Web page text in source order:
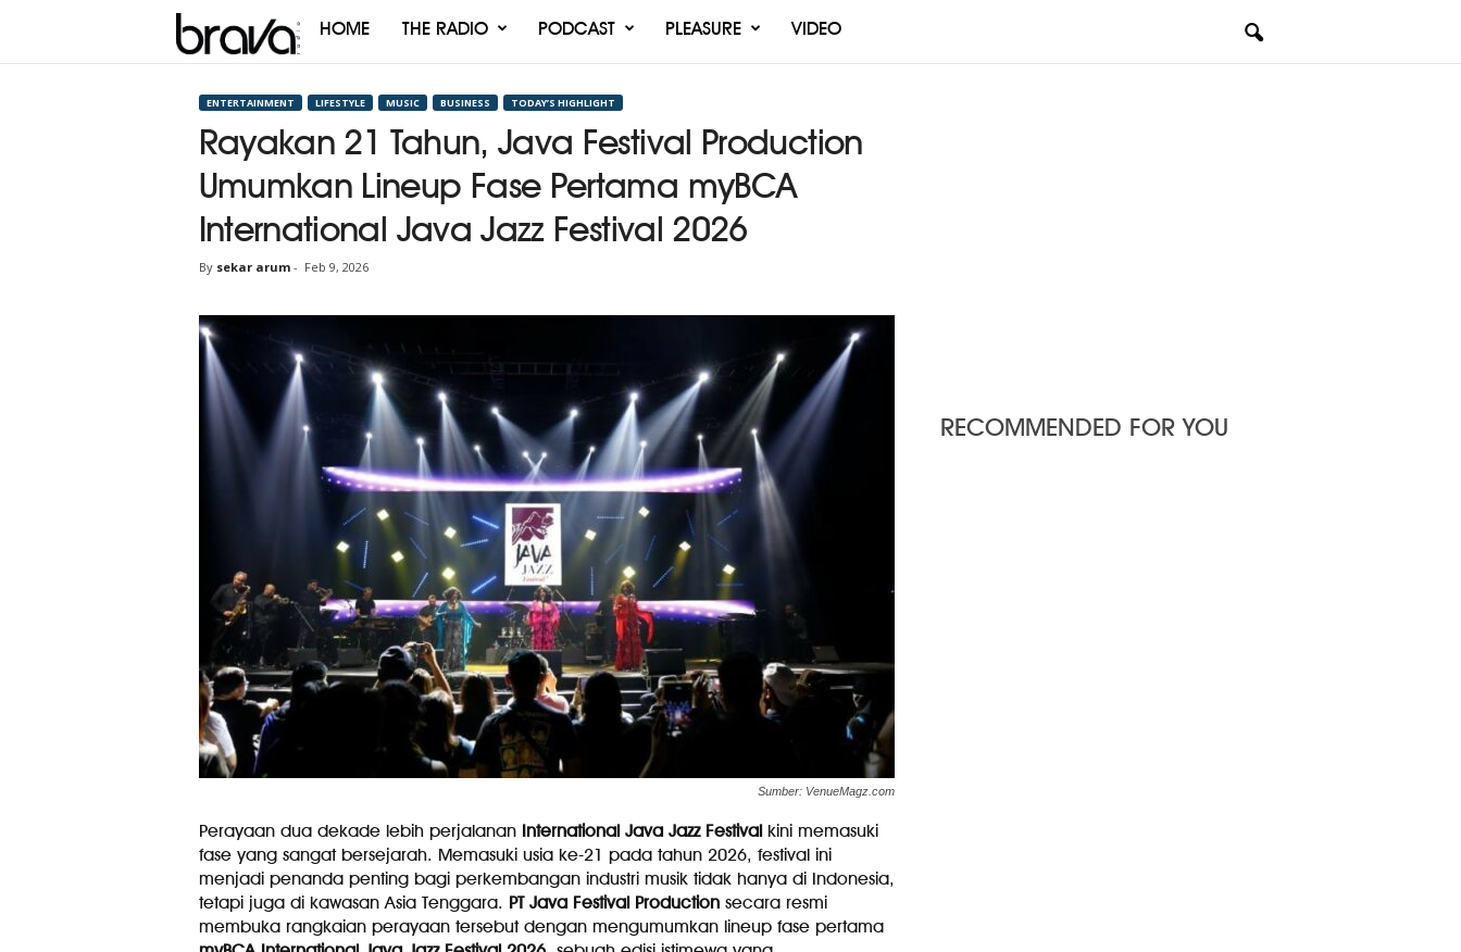
Brava
HOME THE RADIO PODCAST PLEASURE VIDEO
ENTERTAINMENT LIFESTYLE MUSIC BUSINESS TODAY’S HIGHLIGHT
Rayakan 21 Tahun, Java Festival Production
Umumkan Lineup Fase Pertama myBCA
International Java Jazz Festival 2026
By sekar arum- Feb 9, 2026
Sumber: VenueMagz.com
Perayaan dua dekade lebih perjalanan International Java Jazz Festivalkini memasuki
fase yang sangat bersejarah. Memasuki usia ke-21 pada tahun 2026, festival ini
menjadi penanda penting bagi perkembangan industri musik tidak hanya di Indonesia,
tetapi juga di kawasan Asia Tenggara. PT Java Festival Productionsecara resmi
membuka rangkaian perayaan tersebut dengan mengumumkan lineup fase pertama
RECOMMENDED FOR YOU